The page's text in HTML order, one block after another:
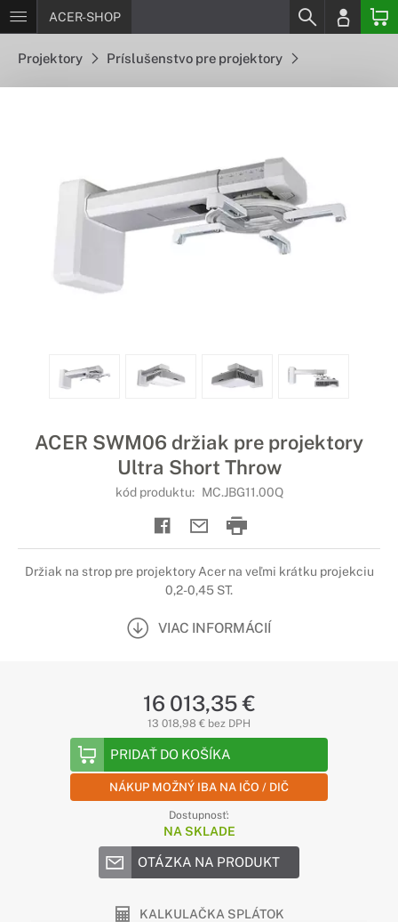
ACER-SHOP
Projektory Príslušenstvo pre projektory
ACER SWM06 držiak pre projektory
Ultra Short Throw
kód produktu: MC.JBG11.00Q
Držiak na strop pre projektory Acer na veľmi krátku projekciu
0,2-0,45 ST.
VIAC INFORMÁCIÍ
16 013,35 €
13 018,98 € bez DPH
PRIDAŤ DO KOŠÍKA
NÁKUP MOŽNÝ IBA NA IČO / DIČ
Dostupnosť:
NA SKLADE
OTÁZKA NA PRODUKT
KALKULAČKA SPLÁTOK